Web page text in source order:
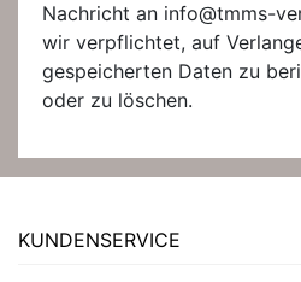
Nachricht an info@tmms-
wir verpflichtet, auf
gespeicherten Daten zu
oder zu löschen.
KUNDENSERVICE